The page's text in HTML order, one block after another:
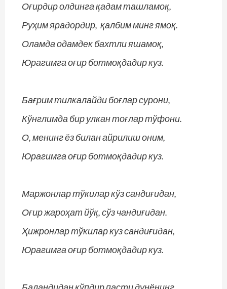
Оғирдир олдинга қадам ташламоқ,
Руҳим ярадордир, қалбим минг ямоқ.
Оламда одамдек бахтли яшамоқ,
Юрагимга оғир ботмоқдадир куз.
Бағрим тилкалайди боғлар сурони,
Кўнглимда бир улкан тоғлар тўфони.
О, менинг ёз билан айрилиш оним,
Юрагимга оғир ботмоқдадир куз.
Маржонлар тўкилар кўз сандиғидан,
Оғир жароҳат йўқ, сўз чандиғидан.
Ҳижронлар тўкилар куз сандиғидан,
Юрагимга оғир ботмоқдадир куз.